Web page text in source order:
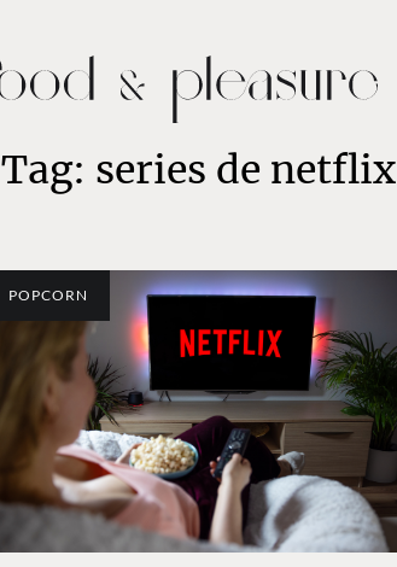
Tag: series de netflix
POPCORN